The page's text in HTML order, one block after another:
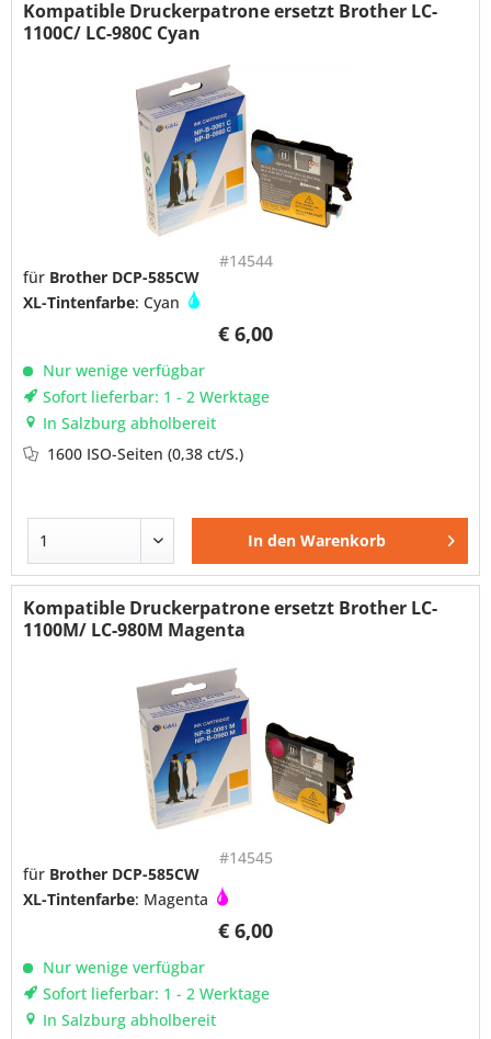
Kompatible Druckerpatrone ersetzt Brother LC-
1100C/ LC-980C Cyan
#14544
€ 6,00
für Brother DCP-585CW
XL-Tintenfarbe: Cyan
Nur wenige verfügbar
Sofort lieferbar: 1 - 2 Werktage
In Salzburg abholbereit
1600 ISO-Seiten(0,38 ct/S.)
In den Warenkorb
Kompatible Druckerpatrone ersetzt Brother LC-
1100M/ LC-980M Magenta
#14545
€ 6,00
für Brother DCP-585CW
XL-Tintenfarbe: Magenta
Nur wenige verfügbar
Sofort lieferbar: 1 - 2 Werktage
In Salzburg abholbereit